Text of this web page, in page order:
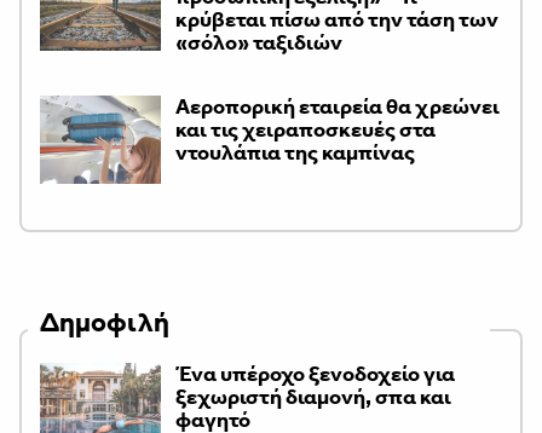
κρύβεται πίσω από την τάση των
«σόλο» ταξιδιών
Αεροπορική εταιρεία θα χρεώνει
και τις χειραποσκευές στα
ντουλάπια της καμπίνας
Δημοφιλή
Ένα υπέροχο ξενοδοχείο για
ξεχωριστή διαμονή, σπα και
φαγητό